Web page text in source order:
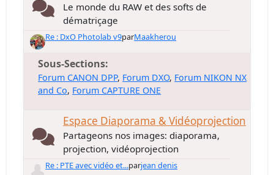
Le monde du RAW et des softs de
dématriçage
Re : DxO Photolab v9parMaakherou
Sous-Sections
Forum CANON DPP Forum DXO Forum NIKON NX
and Co Forum CAPTURE ONE
Espace Diaporama & Vidéoprojection
Partageons nos images: diaporama,
projection, vidéoprojection
Re : PTE avec vidéo et...parjean denis